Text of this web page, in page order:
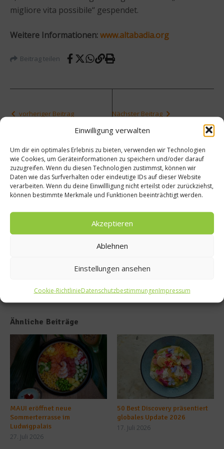
Einwilligung verwalten
Um dir ein optimales Erlebnis zu bieten, verwenden wir Technologien
wie Cookies, um Geräteinformationen zu speichern und/oder darauf
zuzugreifen. Wenn du diesen Technologien zustimmst, können wir
Daten wie das Surfverhalten oder eindeutige IDs auf dieser Website
verarbeiten. Wenn du deine Einwillligung nicht erteilst oder zurückziehst,
können bestimmte Merkmale und Funktionen beeinträchtigt werden.
Akzeptieren
Ablehnen
Einstellungen ansehen
Cookie-RichtlinieDatenschutzbestimmungenImpressum
migliore vita possibile“ gespendet.
Weitere Informationen:www.altabadia.org
Beitrag teilen
vorheriger Beitrag
Rasmu
gründe
t
Innova
tionsz
entru
m
Nächster Beitrag
Manda
Orient
al
Prag:
Göttlic
h
speise
Golde
Stadt
Ähnliche Beiträge
MAUI eröffnet neue
Sommerterrasse im
Ludwigpalais
27. Juli 2026
50 Best Discovery präsentiert
globales Update 2026
17. Juli 2026